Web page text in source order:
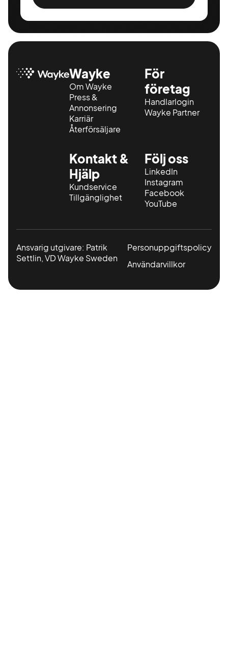
Wayke
Om Wayke
Press &
Annonsering
Karriär
Återförsäljare
För
företag
Handlarlogin
Wayke Partner
Kontakt &
Hjälp
Kundservice
Tillgänglighet
Följ oss
LinkedIn
Instagram
Facebook
YouTube
Ansvarig utgivare: Patrik
Settlin, VD Wayke Sweden
Personuppgiftspolicy
Användarvillkor